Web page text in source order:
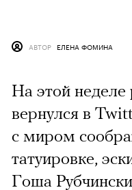
АВТОР ЕЛЕНА ФОМИНА
На этой
вернулся в
с миром
татуировке,
Гоша